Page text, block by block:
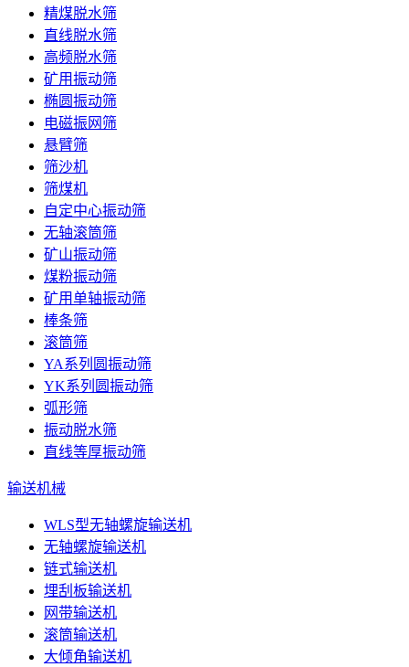
精煤脱水筛
直线脱水筛
高频脱水筛
矿用振动筛
椭圆振动筛
电磁振网筛
悬臂筛
筛沙机
筛煤机
自定中心振动筛
无轴滚筒筛
矿山振动筛
煤粉振动筛
矿用单轴振动筛
棒条筛
滚筒筛
YA系列圆振动筛
YK系列圆振动筛
弧形筛
振动脱水筛
直线等厚振动筛
输送机械
WLS型无轴螺旋输送机
无轴螺旋输送机
链式输送机
埋刮板输送机
网带输送机
滚筒输送机
大倾角输送机